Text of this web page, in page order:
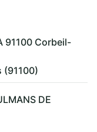
91100 Corbeil-
(91100)
DE